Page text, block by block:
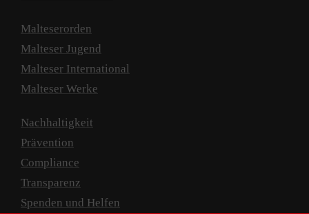
Malteserorden
Malteser Jugend
Malteser International
Malteser Werke
Nachhaltigkeit
Prävention
Compliance
Transparenz
Spenden und Helfen